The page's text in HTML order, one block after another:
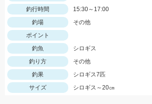
釣行時間
15:30～17:00
釣場
その他
ポイント
釣魚
シロギス
釣り方
その他
釣果
シロギス7匹
サイズ
シロギス～20㎝